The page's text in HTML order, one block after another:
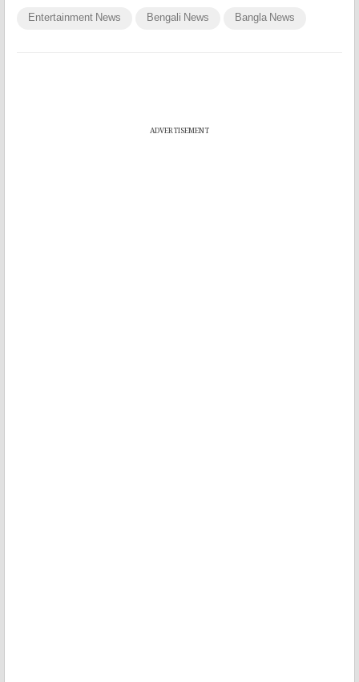
Entertainment News Bengali News Bangla News
ADVERTISEMENT